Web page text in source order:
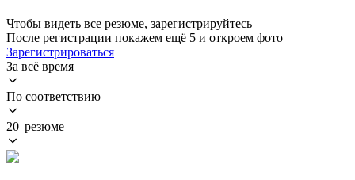
Чтобы видеть все резюме, зарегистрируйтесь
После регистрации покажем ещё 5 и откроем фото
Зарегистрироваться
За всё время
По соответствию
20 резюме